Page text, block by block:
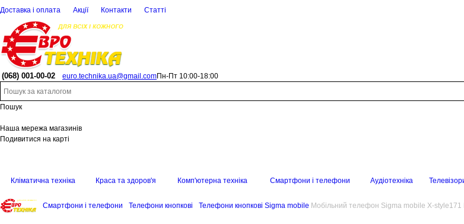
Доставка і оплата Акції Контакти Статті
(068) 001-00-02 euro.technika.ua@gmail.comПн-Пт 10:00-18:00
Пошук
Наша мережа магазинів
Подивитися на карті
Кліматична техніка Краса та здоров'я Комп'ютерна техніка Смартфони і телефони Аудіотехніка
Смартфони і телефони Телефони кнопкові Телефони кнопкові Sigma mobile Мобільний телефон Sigma mobile X-style171